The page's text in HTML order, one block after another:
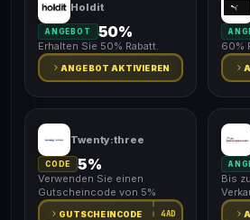
Holdit
ANGEBOT 50%
Erhalten Sie 50% Rabatt.
ANGEBOT AKTIVIEREN
60%
Twenty:three
CODE 5%
Verwenden Sie einen
Gutscheincode von 5%
GUTSCHEINCODE 4AD
Bis